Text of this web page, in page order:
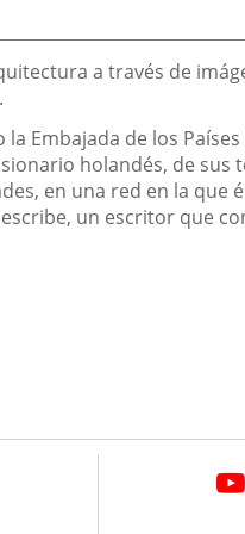
a través de
Embajada de los Países
holandés, de sus
en una red en la que
un escritor que